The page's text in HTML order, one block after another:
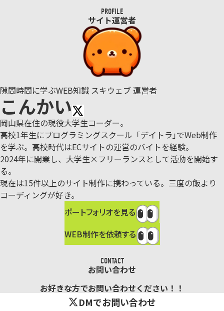
PROFILE
サイト運営者
隙間時間に学ぶWEB知識 スキウェブ 運営者
こんかい
岡山県在住の現役大学生コーダー。
高校1年生にプログラミングスクール「デイトラ｣でWeb制作
を学ぶ。 高校時代はECサイトの運営のバイトを経験。
2024年に開業し、大学生×フリーランスとして活動を開始す
る。
現在は15件以上のサイト制作に携わっている。三度の飯より
コーディングが好き。
ポートフォリオを見る
WEB制作を依頼する
CONTACT
お問い合わせ
お好きな方でお問い合わせください！！
DMでお問い合わせ